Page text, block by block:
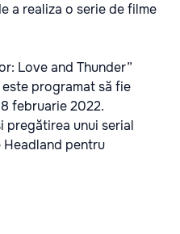
a realiza o serie de filme
Love and Thunder”
programat să fie
februarie 2022.
pregătirea unui serial
Headland pentru